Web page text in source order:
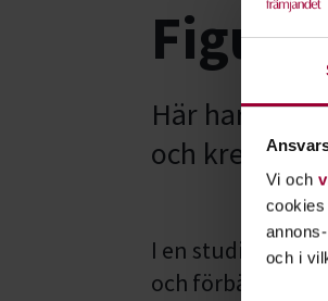
Vi och
cookies
och i
Här har du
och kreativ
I en studiecirkel
och förbättrar